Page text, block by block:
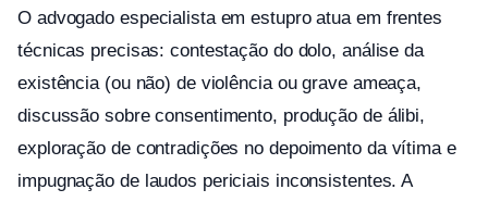
O advogado especialista em estupro atua em frentes
técnicas precisas: contestação do dolo, análise da
existência (ou não) de violência ou grave ameaça,
discussão sobre consentimento, produção de álibi,
exploração de contradições no depoimento da vítima e
impugnação de laudos periciais inconsistentes. A